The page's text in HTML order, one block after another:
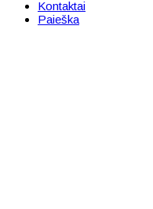
Kontaktai
Paieška